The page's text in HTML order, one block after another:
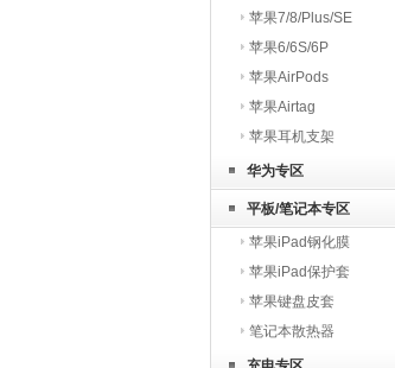
苹果7/8/Plus/SE
苹果6/6S/6P
苹果AirPods
苹果Airtag
苹果耳机支架
华为专区
平板/笔记本专区
苹果iPad钢化膜
苹果iPad保护套
苹果键盘皮套
笔记本散热器